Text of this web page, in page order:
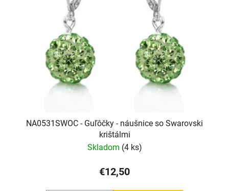
NA0531SWOC - Guľôčky - náušnice so Swarovski
krištálmi
Skladom (4 ks)
€12,50